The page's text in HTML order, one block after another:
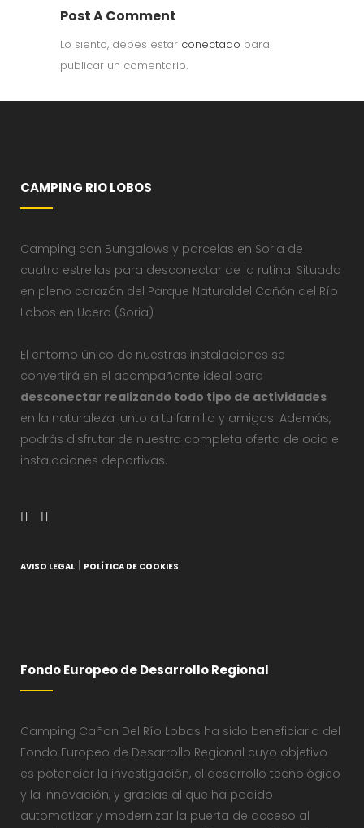
Post A Comment
Lo siento, debes estar conectado para
publicar un comentario.
CAMPING RIO LOBOS
Camping con Bungalows y parcelas en Soria de
cuatro estrellas para desconectar de la rutina. Situado
en pleno corazón del Parque Naturaldel Cañón del Río
Lobos en Ucero (Soria)
El entorno único de nuestras instalaciones se
convertirá en el acompañante ideal para
desconectar realizando todo tipo de actividades
en la naturaleza junto a tu familia y amigos. Además,
podrás disfrutar de nuestra completa oferta de ocio e
instalaciones deportivas.
AVISO LEGAL POLÍTICA DE COOKIES
Fondo Europeo de Desarrollo Regional
Camping Cañon Del Río Lobos ha sido beneficiaria del
Fondo Europeo de Desarrollo Regional cuyo objetivo
es potenciar la investigación, el desarrollo tecnológico
y la innovación, y gracias al que ha podido
automatizar y modernizar la puerta de acceso al